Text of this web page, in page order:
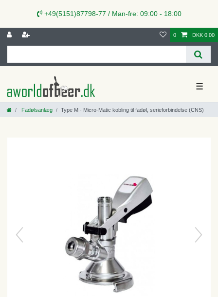
+49(5151)87798-77 / Man-fre: 09:00 - 18:00
0 DKK 0.00
☰
Fadølsanlæg Type M - Micro-Matic kobling til fadøl, serieforbindelse (CNS)